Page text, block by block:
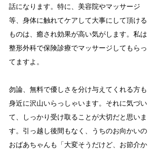
話になります。特に、美容院やマッサージ
等、身体に触れてケアして大事にして頂ける
ものは、癒され効果が高い気がします。私は
整形外科で保険診療でマッサージしてもらっ
てますよ。
勿論、無料で優しさを分け与えてくれる方も
身近に沢山いらっしゃいます。それに気づい
て、しっかり受け取ることが大切だと思いま
す。引っ越し後間もなく、うちのお向かいの
おばあちゃんも「大変そうだけど、お節介か